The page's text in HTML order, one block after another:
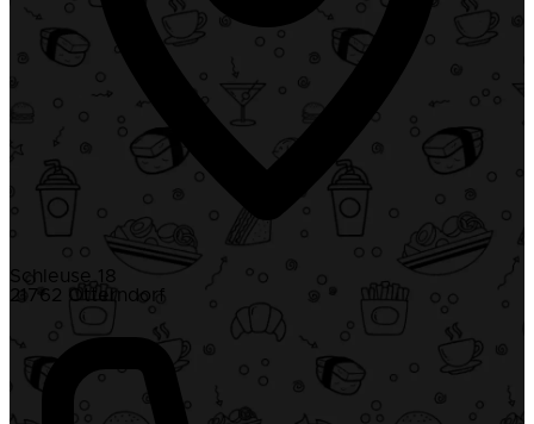
Schleuse 18
21762 Otterndorf